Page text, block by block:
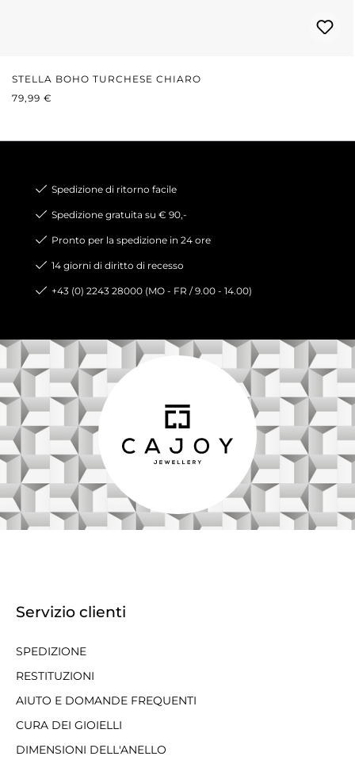
STELLA BOHO TURCHESE CHIARO
PREZZO NORMALE:
79,99 €
Spedizione di ritorno facile
Spedizione gratuita su € 90,-
Pronto per la spedizione in 24 ore
14 giorni di diritto di recesso
+43 (0) 2243 28000 (MO - FR / 9.00 - 14.00)
Servizio clienti
SPEDIZIONE
RESTITUZIONI
AIUTO E DOMANDE FREQUENTI
CURA DEI GIOIELLI
DIMENSIONI DELL'ANELLO